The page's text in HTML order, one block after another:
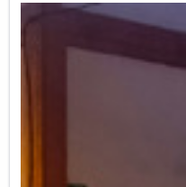
construcción,
de una instalación
zona norte de
todos los poblados
acceso al deporte y